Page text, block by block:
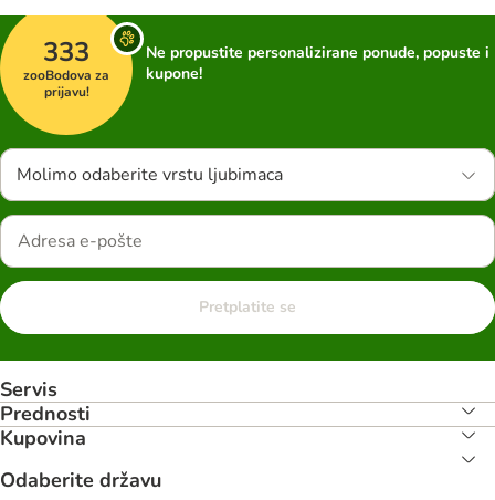
333
zooBodova za
prijavu!
Ne propustite personalizirane ponude, popuste i
kupone!
Molimo odaberite vrstu ljubimaca
Pretplatite se
Servis
Prednosti
Kupovina
Odaberite državu